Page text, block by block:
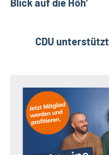
CDU